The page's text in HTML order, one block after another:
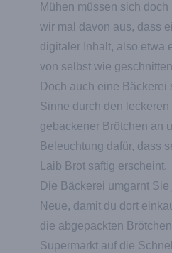
Mühen müssen sich
wir mal davon aus, dass
digitaler Inhalt, also etwa
von selbst wie
Doch auch eine Bäckerei
Sinne durch den leckeren
gebackener Brötchen an
Beleuchtung dafür, dass
Laib Brot saftig erscheint.
Die Bäckerei umgarnt Sie
Neue, damit du dort
die abgepackten
Supermarkt auf die